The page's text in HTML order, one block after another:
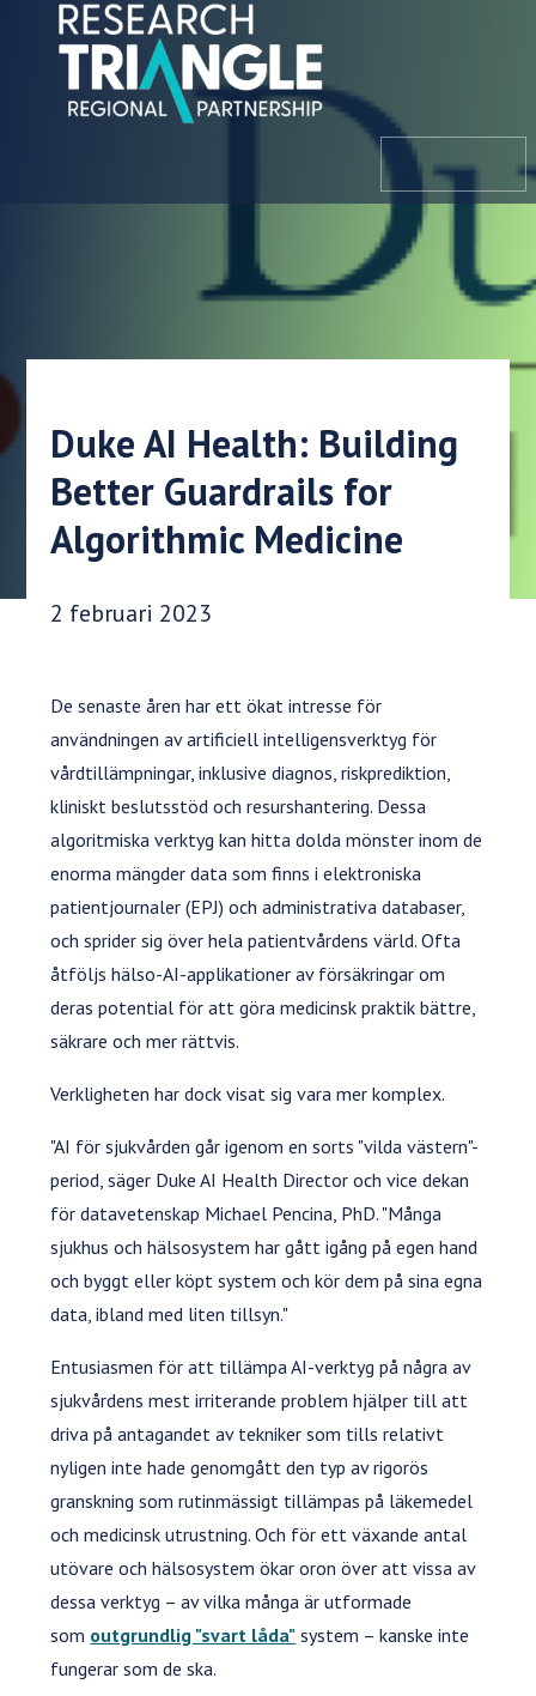
Hoppa till innehållet
meny
Duke AI Health: Building
Better Guardrails for
Algorithmic Medicine
Publiceringsdatum:
2 februari 2023
De senaste åren har ett ökat intresse för
användningen av artificiell intelligensverktyg för
vårdtillämpningar, inklusive diagnos, riskprediktion,
kliniskt beslutsstöd och resurshantering. Dessa
algoritmiska verktyg kan hitta dolda mönster inom de
enorma mängder data som finns i elektroniska
patientjournaler (EPJ) och administrativa databaser,
och sprider sig över hela patientvårdens värld. Ofta
åtföljs hälso-AI-applikationer av försäkringar om
deras potential för att göra medicinsk praktik bättre,
säkrare och mer rättvis.
Verkligheten har dock visat sig vara mer komplex.
"AI för sjukvården går igenom en sorts "vilda västern"-
period, säger Duke AI Health Director och vice dekan
för datavetenskap Michael Pencina, PhD. "Många
sjukhus och hälsosystem har gått igång på egen hand
och byggt eller köpt system och kör dem på sina egna
data, ibland med liten tillsyn."
Entusiasmen för att tillämpa AI-verktyg på några av
sjukvårdens mest irriterande problem hjälper till att
driva på antagandet av tekniker som tills relativt
nyligen inte hade genomgått den typ av rigorös
granskning som rutinmässigt tillämpas på läkemedel
och medicinsk utrustning. Och för ett växande antal
utövare och hälsosystem ökar oron över att vissa av
dessa verktyg – av vilka många är utformade
som outgrundlig "svart låda" system – kanske inte
fungerar som de ska.